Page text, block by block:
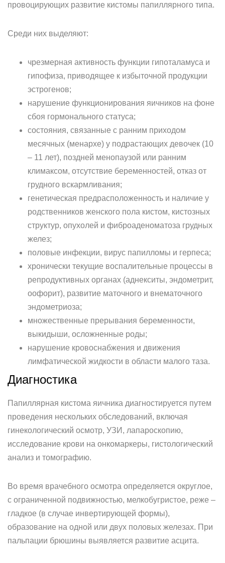
провоцирующих развитие кистомы папиллярного типа.
Среди них выделяют:
чрезмерная активность функции гипоталамуса и
гипофиза, приводящее к избыточной продукции
эстрогенов;
нарушение функционирования яичников на фоне
сбоя гормонального статуса;
состояния, связанные с ранним приходом
месячных (менархе) у подрастающих девочек (10
– 11 лет), поздней менопаузой или ранним
климаксом, отсутствие беременностей, отказ от
грудного вскармливания;
генетическая предрасположенность и наличие у
родственников женского пола кистом, кистозных
структур, опухолей и фиброаденоматоза грудных
желез;
половые инфекции, вирус папилломы и герпеса;
хронически текущие воспалительные процессы в
репродуктивных органах (аднекситы, эндометрит,
оофорит), развитие маточного и внематочного
эндометриоза;
множественные прерывания беременности,
выкидыши, осложненные роды;
нарушение кровоснабжения и движения
лимфатической жидкости в области малого таза.
Диагностика
Папиллярная кистома яичника диагностируется путем
проведения нескольких обследований, включая
гинекологический осмотр, УЗИ, лапароскопию,
исследование крови на онкомаркеры, гистологический
анализ и томографию.
Во время врачебного осмотра определяется округлое,
с ограниченной подвижностью, мелкобугристое, реже –
гладкое (в случае инвертирующей формы),
образование на одной или двух половых железах. При
пальпации брюшины выявляется развитие асцита.